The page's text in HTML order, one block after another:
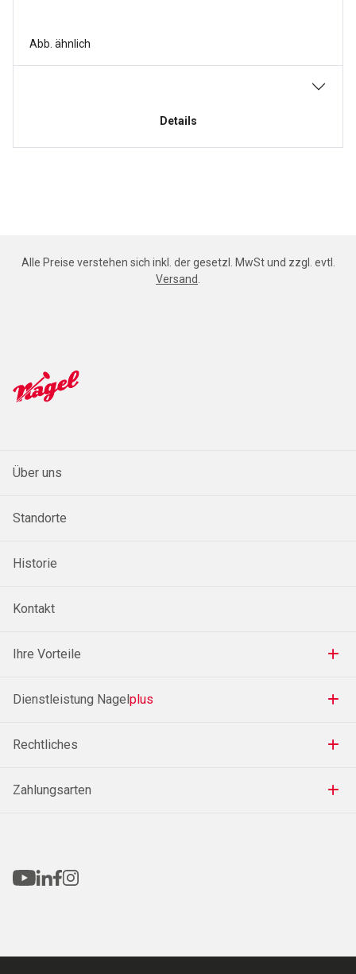
Abb. ähnlich
Details
Alle Preise verstehen sich inkl. der gesetzl. MwSt und zzgl. evtl.
Versand
Über uns
Standorte
Historie
Kontakt
Ihre Vorteile
Dienstleistung Nagelplus
Rechtliches
Zahlungsarten